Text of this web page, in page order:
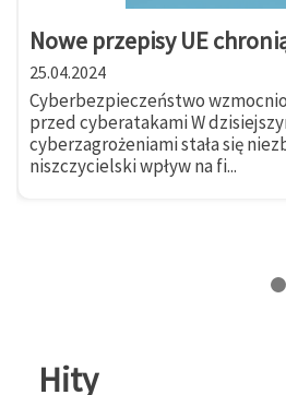
Nowe przepisy UE
25.04.2024
Cyberbezpieczeństwo
przed cyberatakami W
cyberzagrożeniami stała się
niszczycielski wpływ na fi...
Hity